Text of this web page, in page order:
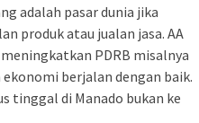
adalah pasar dunia jika
produk atau jualan jasa. AA
PDRB misalnya
berjalan dengan baik.
tinggal di Manado bukan ke